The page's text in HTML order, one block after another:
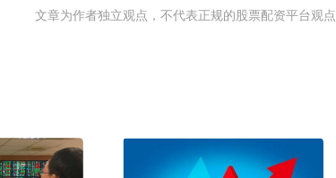
文章为作者独立观点，不代表正规的股票配资平台观点